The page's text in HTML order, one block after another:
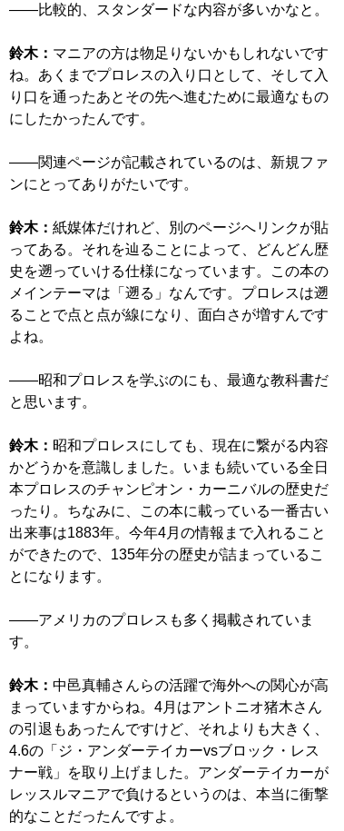
――比較的、スタンダードな内容が多いかなと。
鈴木： マニアの方は物足りないかもしれないです
ね。あくまでプロレスの入り口として、そして入
り口を通ったあとその先へ進むために最適なもの
にしたかったんです。
――関連ページが記載されているのは、新規ファ
ンにとってありがたいです。
鈴木： 紙媒体だけれど、別のページへリンクが貼
ってある。それを辿ることによって、どんどん歴
史を遡っていける仕様になっています。この本の
メインテーマは「遡る」なんです。プロレスは遡
ることで点と点が線になり、面白さが増すんです
よね。
――昭和プロレスを学ぶのにも、最適な教科書だ
と思います。
鈴木： 昭和プロレスにしても、現在に繋がる内容
かどうかを意識しました。いまも続いている全日
本プロレスのチャンピオン・カーニバルの歴史だ
ったり。ちなみに、この本に載っている一番古い
出来事は1883年。今年4月の情報まで入れること
ができたので、135年分の歴史が詰まっているこ
とになります。
――アメリカのプロレスも多く掲載されていま
す。
鈴木： 中邑真輔さんらの活躍で海外への関心が高
まっていますからね。4月はアントニオ猪木さん
の引退もあったんですけど、それよりも大きく、
4.6の「ジ・アンダーテイカーvsブロック・レス
ナー戦」を取り上げました。アンダーテイカーが
レッスルマニアで負けるというのは、本当に衝撃
的なことだったんですよ。